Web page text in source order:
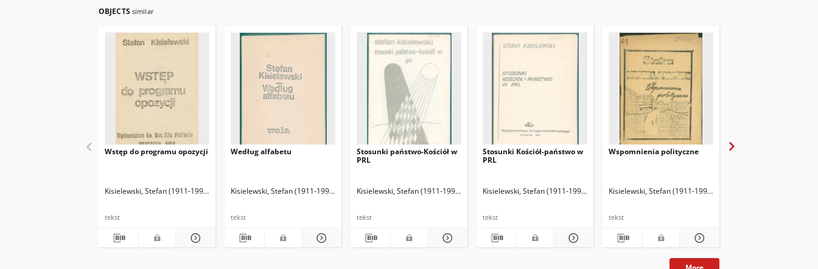
OBJECTS similar
Wstęp do programu opozycji
Kisielewski, Stefan (1911-1991)
tekst
Według alfabetu
Kisielewski, Stefan (1911-1991)
tekst
Stosunki państwo-Kościół w
PRL
Kisielewski, Stefan (1911-1991)
tekst
Stosunki Kościół-państwo w
PRL
Kisielewski, Stefan (1911-1991)
tekst
Wspomnienia polityczne
Kisielewski, Stefan (1911-1991)
tekst